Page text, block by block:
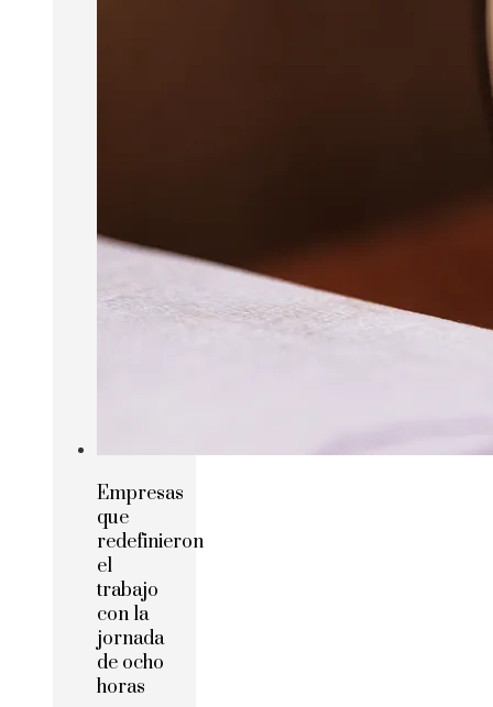
Empresas
que
redefinieron
el
trabajo
con la
jornada
de ocho
horas